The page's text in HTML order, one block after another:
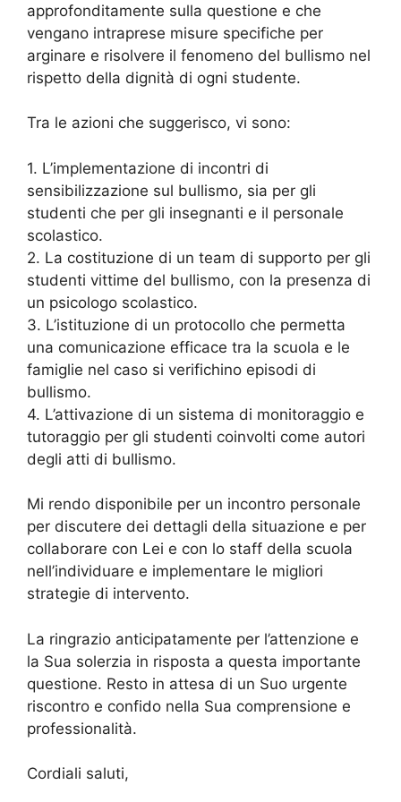
approfonditamente sulla questione e che
vengano intraprese misure specifiche per
arginare e risolvere il fenomeno del bullismo nel
rispetto della dignità di ogni studente.
Tra le azioni che suggerisco, vi sono:
1. L’implementazione di incontri di
sensibilizzazione sul bullismo, sia per gli
studenti che per gli insegnanti e il personale
scolastico.
2. La costituzione di un team di supporto per gli
studenti vittime del bullismo, con la presenza di
un psicologo scolastico.
3. L’istituzione di un protocollo che permetta
una comunicazione efficace tra la scuola e le
famiglie nel caso si verifichino episodi di
bullismo.
4. L’attivazione di un sistema di monitoraggio e
tutoraggio per gli studenti coinvolti come autori
degli atti di bullismo.
Mi rendo disponibile per un incontro personale
per discutere dei dettagli della situazione e per
collaborare con Lei e con lo staff della scuola
nell’individuare e implementare le migliori
strategie di intervento.
La ringrazio anticipatamente per l’attenzione e
la Sua solerzia in risposta a questa importante
questione. Resto in attesa di un Suo urgente
riscontro e confido nella Sua comprensione e
professionalità.
Cordiali saluti,